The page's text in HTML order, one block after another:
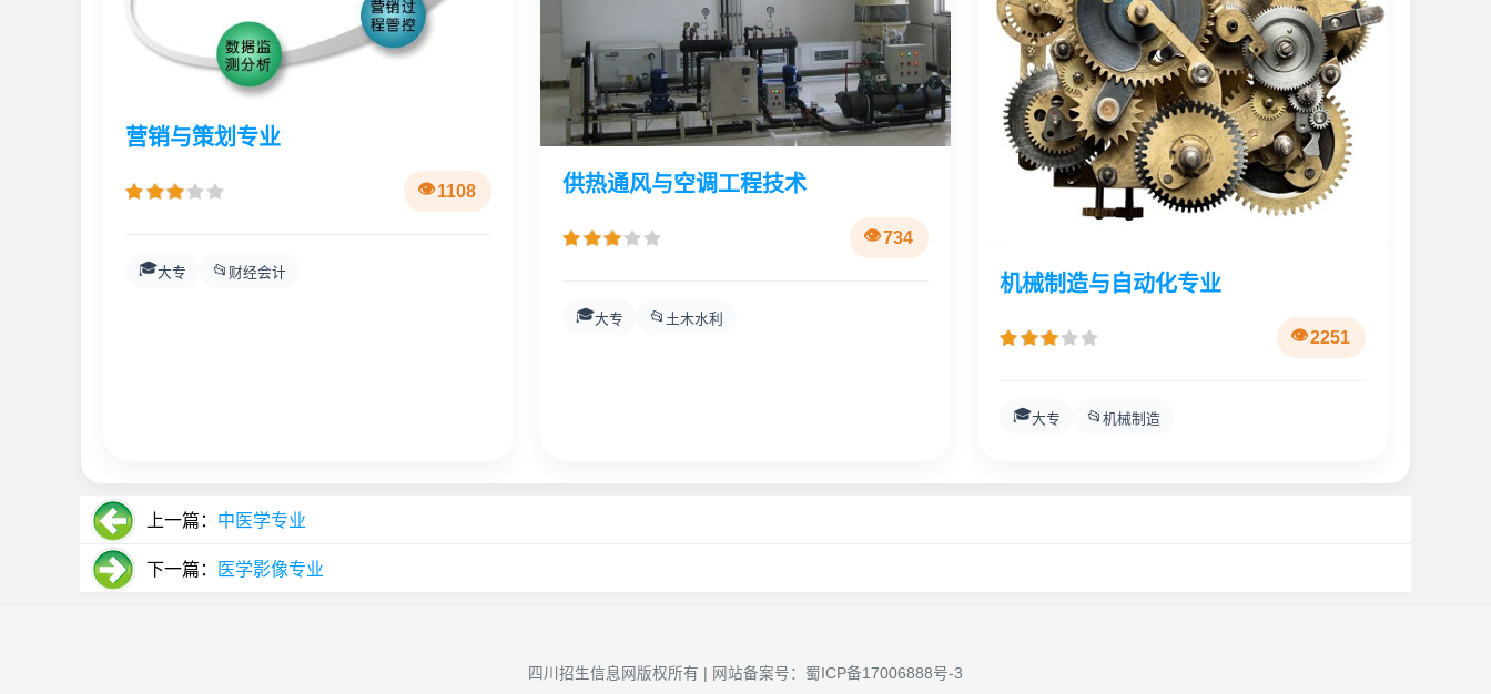
营销与策划专业
1108
🎓大专 📂 财经会计
供热通风与空调工程技术
734
🎓大专 📂 土木水利
机械制造与自动化专业
2251
🎓大专 📂 机械制造
上一篇： 中医学专业
下一篇： 医学影像专业
四川招生信息网版权所有 | 网站备案号： 蜀ICP备17006888号-3